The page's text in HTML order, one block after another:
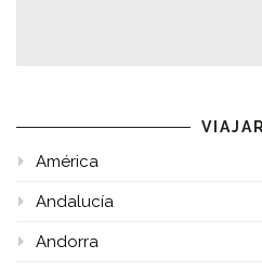
América
Andalucía
Andorra